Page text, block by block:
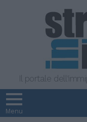
Il portale
Menu